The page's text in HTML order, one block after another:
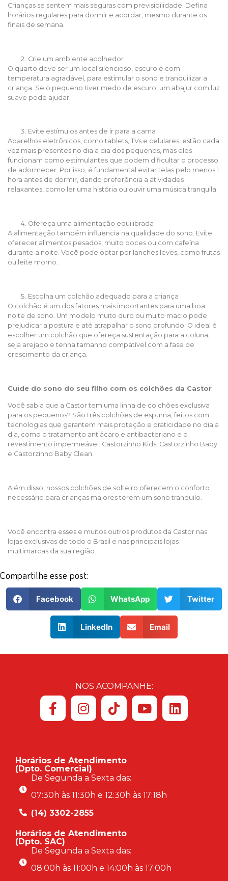
Crianças se sentem mais seguras com previsibilidade. Defina
horários regulares para dormir e acordar, mesmo durante os
finais de semana.
Crie um ambiente acolhedor
O quarto deve ser um local silencioso, escuro e com
temperatura agradável, para estimular o sono e tranquilizar a
criança. Se o pequeno tiver medo de escuro, um abajur com luz
suave pode ajudar.
Evite estímulos antes de ir para a cama
Aparelhos eletrônicos, como tablets, TVs e celulares, estão cada
vez mais presentes no dia a dia dos pequenos, mas eles
funcionam como estimulantes que podem dificultar o processo
de adormecer. Por isso, é fundamental evitar telas pelo menos 1
hora antes de dormir, dando preferência a atividades
relaxantes, como ler uma história ou ouvir uma música tranquila.
Ofereça uma alimentação equilibrada
A alimentação também influencia na qualidade do sono. Evite
oferecer alimentos pesados, muito doces ou com cafeína
durante a noite. Você pode optar por lanches leves, como frutas
ou leite morno.
Escolha um colchão adequado para a criança
O colchão é um dos fatores mais importantes para uma boa
noite de sono. Um modelo muito duro ou muito macio pode
prejudicar a postura e até atrapalhar o sono profundo. O ideal é
escolher um colchão que ofereça sustentação para a coluna,
seja arejado e tenha tamanho compatível com a fase de
crescimento da criança.
Cuide do sono do seu filho com os colchões da Castor
Você sabia que a Castor tem uma linha de colchões exclusiva
para os pequenos? São três colchões de espuma, feitos com
tecnologias que garantem mais proteção e praticidade no dia a
dia, como o tratamento antiácaro e antibacteriano e o
revestimento impermeável: Castorzinho Kids, Castorzinho Baby
e Castorzinho Baby Clean.
Além disso, nossos colchões de solteiro oferecem o conforto
necessário para crianças maiores terem um sono tranquilo.
Você encontra esses e muitos outros produtos da Castor nas
lojas exclusivas de todo o Brasil e nas principais lojas
multimarcas da sua região.
Compartilhe esse post:
Facebook WhatsApp Twitter
LinkedIn Email
NOS ACOMPANHE:
Horários de Atendimento
(Dpto. Comercial)
De Segunda a Sexta das:
07:30h às 11:30h e 12:30h às 17:18h
(14) 3302-2855
Horários de Atendimento
(Dpto. SAC)
De Segunda a Sexta das:
08:00h às 11:00h e 14:00h às 17:00h